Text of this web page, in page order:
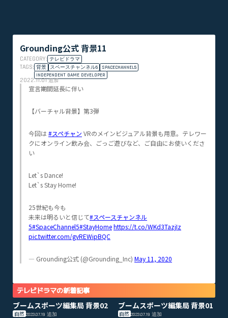
Grounding公式 背景11
CATEGORY: テレビドラマ
TAGS: 背景 スペースチャンネル5
SPACECHANNEL5
INDEPENDENT GAME DEVELOPER
2022.11.01追加
宣言期間延長に伴い
【バーチャル背景】第3弾
今回は #スペチャン VRのメインビジュアル背景も用意。テレワー
クにオンライン飲み会、ごっご遊びなど、ご自由にお使いくださ
い
Let`s Dance!
Let`s Stay Home!
25世紀も今も
未来は明るいと信じて#スペースチャンネル
5#SpaceChannel5#StayHomehttps://t.co/WKd3TazjIz
pic.twitter.com/gvREWipBQC
— Grounding公式 (@Grounding_Inc) May 11, 2020
テレビドラマの新着記事
ブームスポーツ編集局 背景02
自然 2023.07.19 追加
ブームスポーツ編集局 背景01
自然 2023.07.19追加